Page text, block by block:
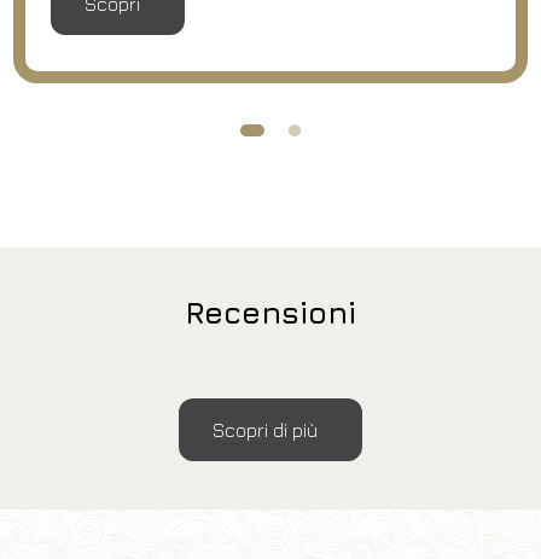
Recensioni
Scopri di più